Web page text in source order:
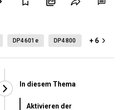
DP4601e DP4800 + 6
In diesem Thema
Aktivieren der